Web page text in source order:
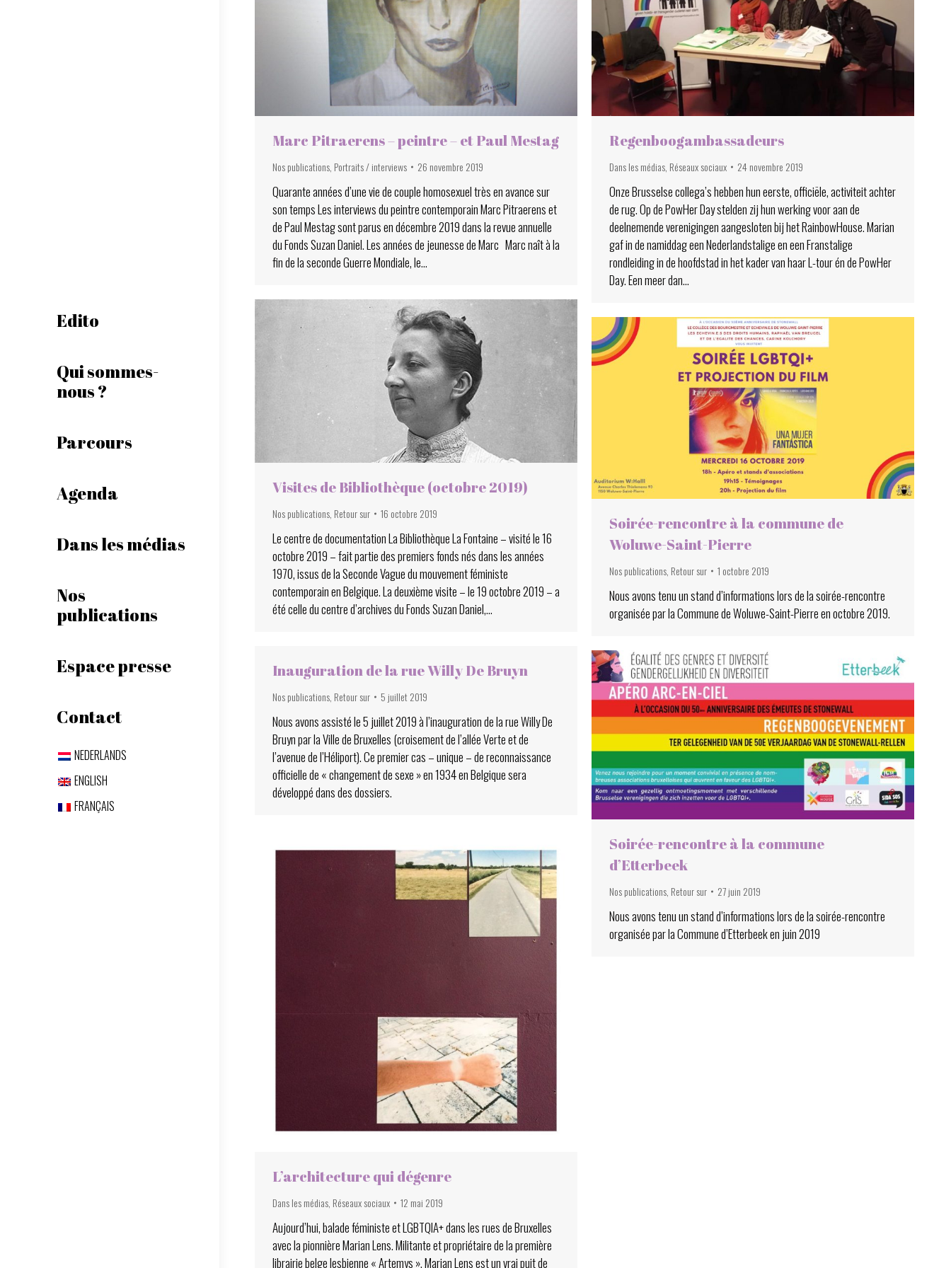
Edito
Qui sommes-
nous ?
Parcours
Agenda
Dans les médias
Nos
publications
Espace presse
Contact
NEDERLANDS
ENGLISH
FRANÇAIS
Marc Pitraerens – peintre – et Paul Mestag
Nos publications, Portraits / interviews 26 novembre 2019
Quarante années d’une vie de couple homosexuel très en avance sur
son temps Les interviews du peintre contemporain Marc Pitraerens et
de Paul Mestag sont parus en décembre 2019 dans la revue annuelle
du Fonds Suzan Daniel. Les années de jeunesse de Marc Marc naît à la
fin de la seconde Guerre Mondiale, le…
Regenboogambassadeurs
Dans les médias, Réseaux sociaux 24 novembre 2019
Onze Brusselse collega’s hebben hun eerste, officiële, activiteit achter
de rug. Op de PowHer Day stelden zij hun werking voor aan de
deelnemende verenigingen aangesloten bij het RainbowHouse. Marian
gaf in de namiddag een Nederlandstalige en een Franstalige
rondleiding in de hoofdstad in het kader van haar L-tour én de PowHer
Day. Een meer dan…
Visites de Bibliothèque (octobre 2019)
Nos publications Retour sur 16 octobre 2019
Le centre de documentation La Bibliothèque La Fontaine – visité le 16
octobre 2019 – fait partie des premiers fonds nés dans les années
1970, issus de la Seconde Vague du mouvement féministe
contemporain en Belgique. La deuxième visite – le 19 octobre 2019 – a
été celle du centre d’archives du Fonds Suzan Daniel,…
Soirée-rencontre à la commune de
Woluwe-Saint-Pierre
Nos publications Retour sur 1 octobre 2019
Nous avons tenu un stand d’informations lors de la soirée-rencontre
organisée par la Commune de Woluwe-Saint-Pierre en octobre 2019.
Inauguration de la rue Willy De Bruyn
Nos publications Retour sur 5 juillet 2019
Nous avons assisté le 5 juillet 2019 à l’inauguration de la rue Willy De
Bruyn par la Ville de Bruxelles (croisement de l’allée Verte et de
l’avenue de l’Héliport). Ce premier cas – unique – de reconnaissance
officielle de « changement de sexe » en 1934 en Belgique sera
développé dans des dossiers.
Soirée-rencontre à la commune
d’Etterbeek
Nos publications Retour sur 27 juin 2019
Nous avons tenu un stand d’informations lors de la soirée-rencontre
organisée par la Commune d’Etterbeek en juin 2019
L’architecture qui dégenre
Dans les médias Réseaux sociaux 12 mai 2019
Aujourd’hui, balade féministe et LGBTQIA+ dans les rues de Bruxelles
avec la pionnière Marian Lens. Militante et propriétaire de la première
librairie belge lesbienne « Artemys », Marian Lens est un vrai puit de